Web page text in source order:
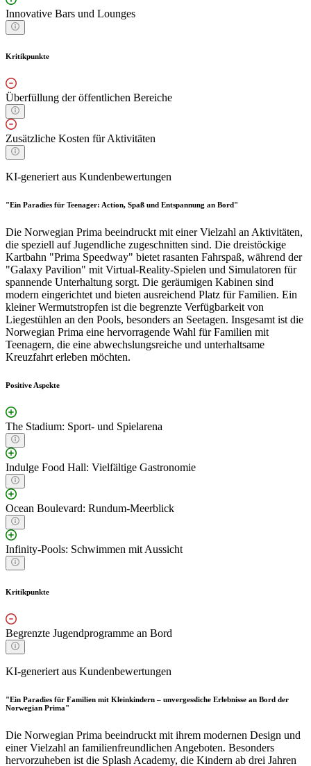
Innovative Bars und Lounges
Kritikpunkte
Überfüllung der öffentlichen Bereiche
Zusätzliche Kosten für Aktivitäten
KI-generiert aus Kundenbewertungen
"Ein Paradies für Teenager: Action, Spaß und Entspannung an Bord"
Die Norwegian Prima beeindruckt mit einer Vielzahl an Aktivitäten,
die speziell auf Jugendliche zugeschnitten sind. Die dreistöckige
Kartbahn "Prima Speedway" bietet rasanten Fahrspaß, während der
"Galaxy Pavilion" mit Virtual-Reality-Spielen und Simulatoren für
spannende Unterhaltung sorgt. Die geräumigen Kabinen sind
modern eingerichtet und bieten ausreichend Platz für Familien. Ein
kleiner Wermutstropfen ist die begrenzte Verfügbarkeit von
Liegestühlen an den Pools, besonders an Seetagen. Insgesamt ist die
Norwegian Prima eine hervorragende Wahl für Familien mit
Teenagern, die eine abwechslungsreiche und unterhaltsame
Kreuzfahrt erleben möchten.
Positive Aspekte
The Stadium: Sport- und Spielarena
Indulge Food Hall: Vielfältige Gastronomie
Ocean Boulevard: Rundum-Meerblick
Infinity-Pools: Schwimmen mit Aussicht
Kritikpunkte
Begrenzte Jugendprogramme an Bord
KI-generiert aus Kundenbewertungen
"Ein Paradies für Familien mit Kleinkindern – unvergessliche Erlebnisse an Bord der
Norwegian Prima"
Die Norwegian Prima beeindruckt mit ihrem modernen Design und
einer Vielzahl an familienfreundlichen Angeboten. Besonders
hervorzuheben ist die Splash Academy, die Kindern ab drei Jahren